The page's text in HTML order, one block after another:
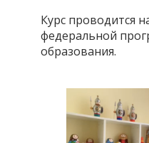
Курс проводится
федеральной
образования.